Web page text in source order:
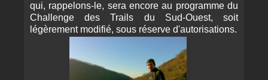
qui, rappelons-le, sera encore au programme du
Challenge des Trails du Sud-Ouest, soit
légèrement modifié, sous réserve d'autorisations.